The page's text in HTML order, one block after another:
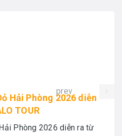
Hải Phòng 2026 diễn
TOUR
Phòng 2026 diễn ra từ
prev